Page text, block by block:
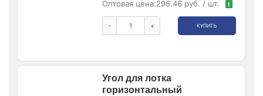
Оптовая цена:296.46 руб. / шт. !
- + КУПИТЬ
Угол для лотка
горизонтальный